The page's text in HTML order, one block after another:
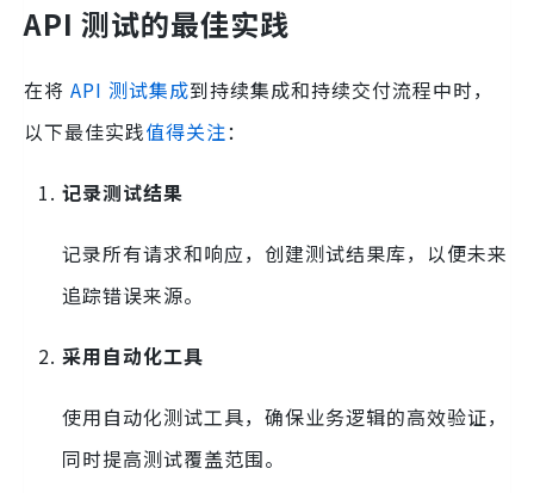
API 测试的最佳实践
在将 API 测试集成到持续集成和持续交付流程中时，
以下最佳实践值得关注：
记录测试结果
记录所有请求和响应，创建测试结果库，以便未来
追踪错误来源。
采用自动化工具
使用自动化测试工具，确保业务逻辑的高效验证，
同时提高测试覆盖范围。